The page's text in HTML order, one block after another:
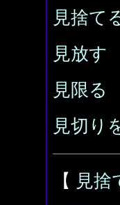
見捨て
見放す
見限る
見切り
【 見捨